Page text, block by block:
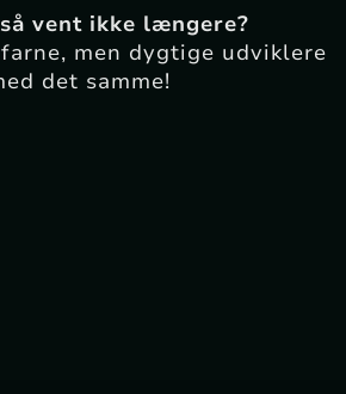
vent ikke længere?
men dygtige udviklere
det samme!